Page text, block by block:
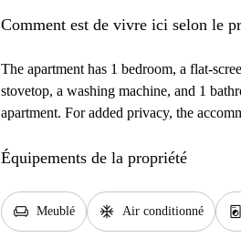
Comment est de vivre ici selon le
The apartment has 1 bedroom, a flat-
stovetop, a washing machine, and 1
apartment. For added privacy, the
Équipements de la propriété
chair Meublé ac_unit Air conditionné local_laundry_service